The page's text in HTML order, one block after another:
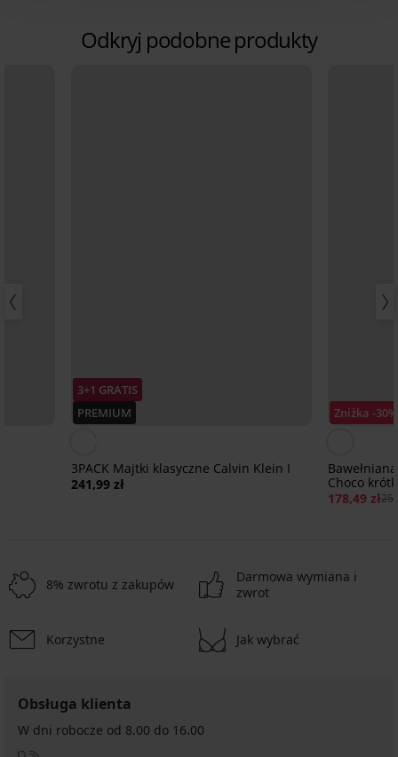
Odkryj podobne produkty
3+1 GRATIS
PREMIUM
3PACK Majtki klasyczne Calvin Klein I
241,99 zł
Zniżka -30%
Choco
178,49 zł
Koszula
Koszulka
ciążowa
Koszulka
ciążowa
Koszulka
nocna
Koszulka
nocna
Koszulka
ciążowa
8% zwrotu z zakupów
Darmowa wymiana i
zwrot
Korzystne Jak wybrać
Obsługa klienta
W dni robocze od 8.00 do 16.00